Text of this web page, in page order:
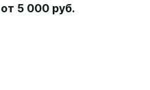
от 5 000 руб.